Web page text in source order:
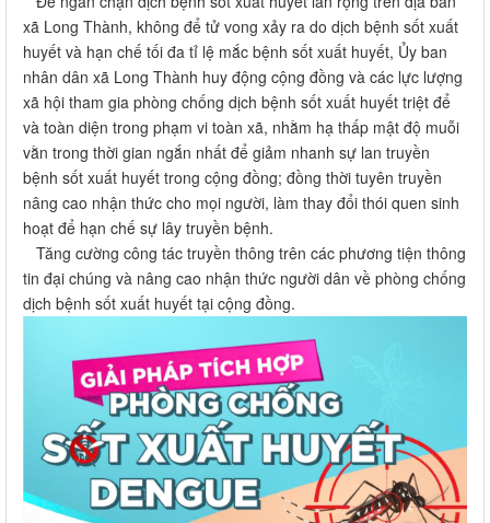
vằn trong thời gian ngắn nhất để giảm nhanh sự lan truyền
bệnh sốt xuất huyết trong cộng đồng; đồng thời tuyên truyền
nâng cao nhận thức cho mọi người, làm thay đổi thói quen sinh
hoạt để hạn chế sự lây truyền bệnh.
Tăng cường công tác truyền thông trên các phương tiện thông
tin đại chúng và nâng cao nhận thức người dân về phòng chống
dịch bệnh sốt xuất huyết tại cộng đồng.